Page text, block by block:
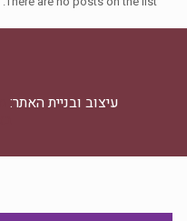
עיצוב ובניית האתר: